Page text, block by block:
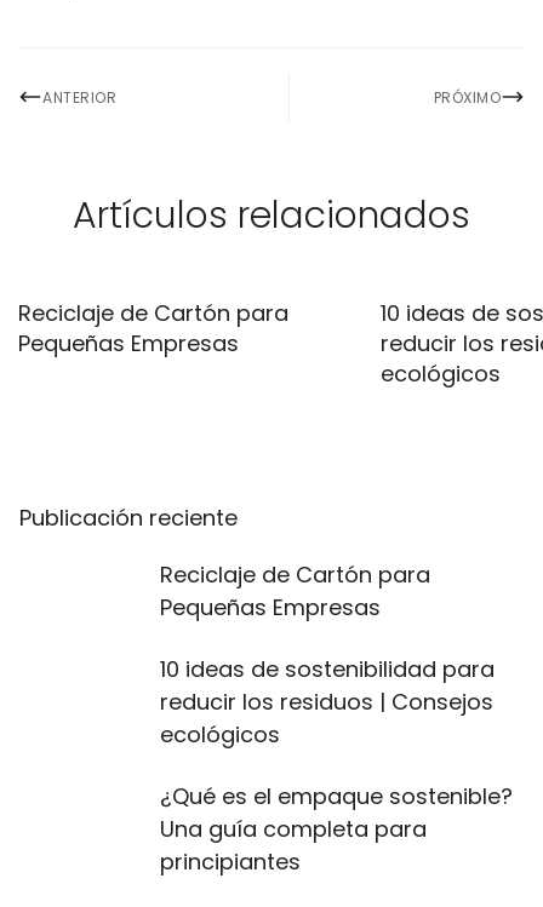
ANTERIOR PRÓXIMO
Artículos relacionados
Reciclaje de Cartón para
Pequeñas Empresas
10 ideas de
reducir los
ecológicos
Publicación reciente
Reciclaje de Cartón para
Pequeñas Empresas
10 ideas de sostenibilidad para
reducir los residuos | Consejos
ecológicos
¿Qué es el empaque sostenible?
Una guía completa para
principiantes